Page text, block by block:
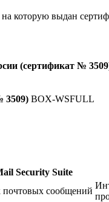
которую выдан
(сертификат №
3509) BOX-WSFULL
Security Suite
почтовых сообщений